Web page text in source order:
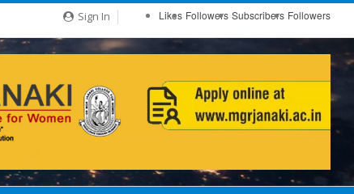
Likes Followers Subscribers Followers
Sign In